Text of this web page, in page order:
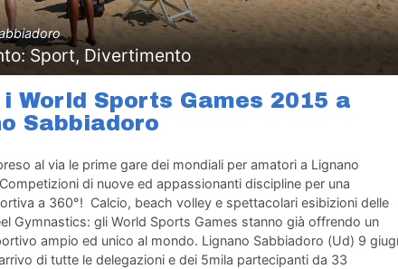
Sport, Divertimento
World Sports Games 2015 a
Sabbiadoro
al via le prime gare dei mondiali per amatori a Lignano
di nuove ed appassionanti discipline per una
a 360°! Calcio, beach volley e spettacolari esibizioni delle
Gymnastics: gli World Sports Games stanno già offrendo un
ampio ed unico al mondo. Lignano Sabbiadoro (Ud) 9
di tutte le delegazioni e dei 5mila partecipanti da 33